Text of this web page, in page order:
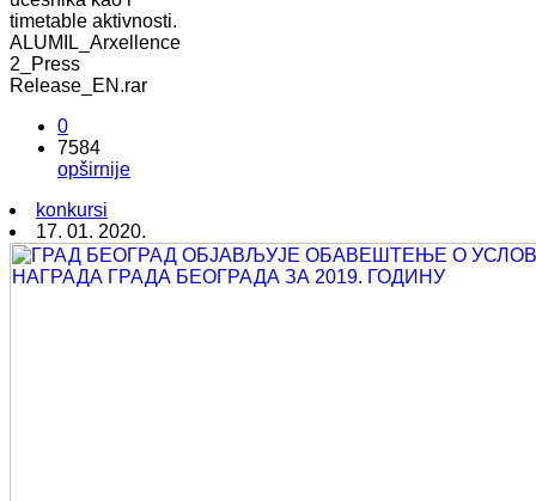
timetable aktivnosti.
ALUMIL_Arxellence
2_Press
Release_EN.rar
0
7584
opširnije
konkursi
17. 01. 2020.